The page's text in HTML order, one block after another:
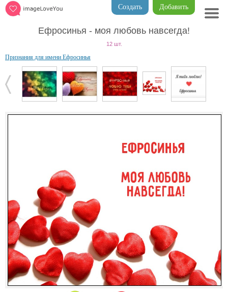
Добавить
Создать
Ефросинья - моя любовь навсегда!
12 шт.
Признания для имени Ефросинья